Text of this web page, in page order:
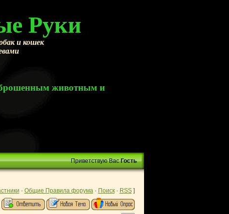
Руки
и кошек
брошенным животным и
Приветствую Вас Гость
· Общие Правила форума· Поиск· RSS]